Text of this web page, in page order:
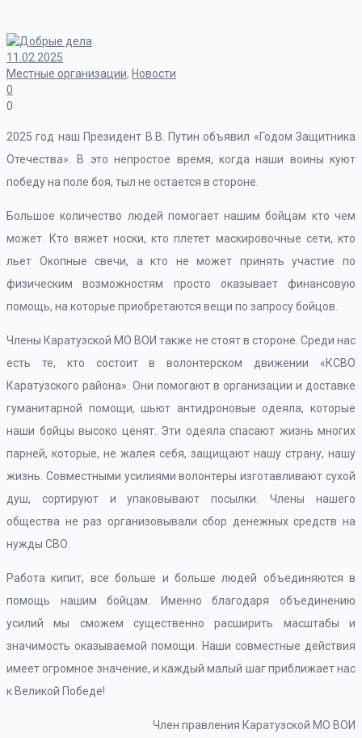
11.02.2025
Местные организации, Новости
0
0
2025 год наш Президент В.В. Путин объявил «Годом Защитника
Отечества». В это непростое время, когда наши воины куют
победу на поле боя, тыл не остается в стороне.
Большое количество людей помогает нашим бойцам кто чем
может. Кто вяжет носки, кто плетет маскировочные сети, кто
льет Окопные свечи, а кто не может принять участие по
физическим возможностям просто оказывает финансовую
помощь, на которые приобретаются вещи по запросу бойцов.
Члены Каратузской МО ВОИ также не стоят в стороне. Среди нас
есть те, кто состоит в волонтерском движении «КСВО
Каратузского района». Они помогают в организации и доставке
гуманитарной помощи, шьют антидроновые одеяла, которые
наши бойцы высоко ценят. Эти одеяла спасают жизнь многих
парней, которые, не жалея себя, защищают нашу страну, нашу
жизнь. Совместными усилиями волонтеры изготавливают сухой
душ, сортируют и упаковывают посылки. Члены нашего
общества не раз организовывали сбор денежных средств на
нужды СВО.
Работа кипит, все больше и больше людей объединяются в
помощь нашим бойцам. Именно благодаря объединению
усилий мы сможем существенно расширить масштабы и
значимость оказываемой помощи. Наши совместные действия
имеет огромное значение, и каждый малый шаг приближает нас
к Великой Победе!
Член правления Каратузской МО ВОИ